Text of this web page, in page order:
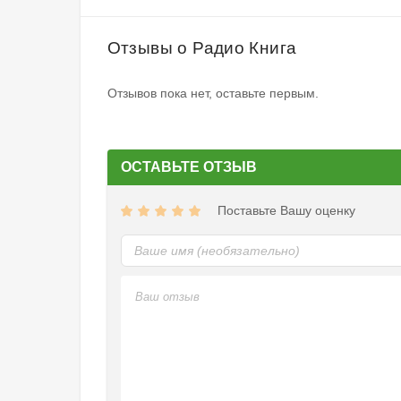
Отзывы о Радио Книга
Отзывов пока нет, оставьте первым.
ОСТАВЬТЕ ОТЗЫВ
Поставьте Вашу оценку